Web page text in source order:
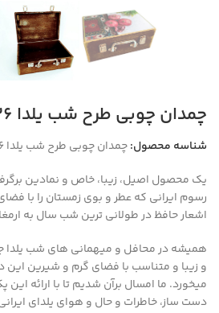
چمدان چوبی طرح شب یلدا ۴۳۶
شناسه محصول:چمدان چوبی طرح شب یلدا ۴۳۶
یک محصول اصیل، زیبا، خاص و نمادین
رسوم ایرانی که عطر و بوی زمستان را با
اشعار حافظ در طولانی ترین شب سال به
همیشه در محافل و میهمانی های شب یلدا
و زیبا و متناسب با فضای گرم و شیرین
میخورد. ما امسال برآن شدیم تا با ارائه
دست ساز، خاطرات و حال و هوای یلدای